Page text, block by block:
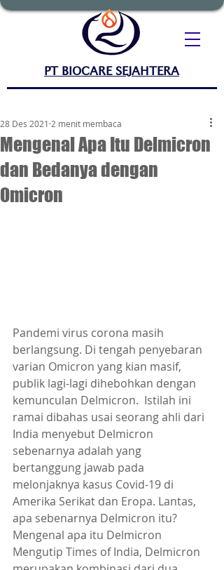
PT BIOCARE SEJAHTERA
Mengenal Apa Itu Delmicron
dan Bedanya dengan
Omicron
28 Des 2021 2 menit membaca
Pandemi virus corona masih
berlangsung. Di tengah penyebaran
varian Omicron yang kian masif,
publik lagi-lagi dihebohkan dengan
kemunculan Delmicron.  Istilah ini
ramai dibahas usai seorang ahli dari
India menyebut Delmicron
sebenarnya adalah yang
bertanggung jawab pada
melonjaknya kasus Covid-19 di
Amerika Serikat dan Eropa. Lantas,
apa sebenarnya Delmicron itu?
Mengenal apa itu Delmicron
Mengutip Times of India, Delmicron